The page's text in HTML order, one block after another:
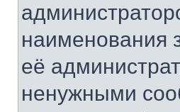
наименования
её
ненужными